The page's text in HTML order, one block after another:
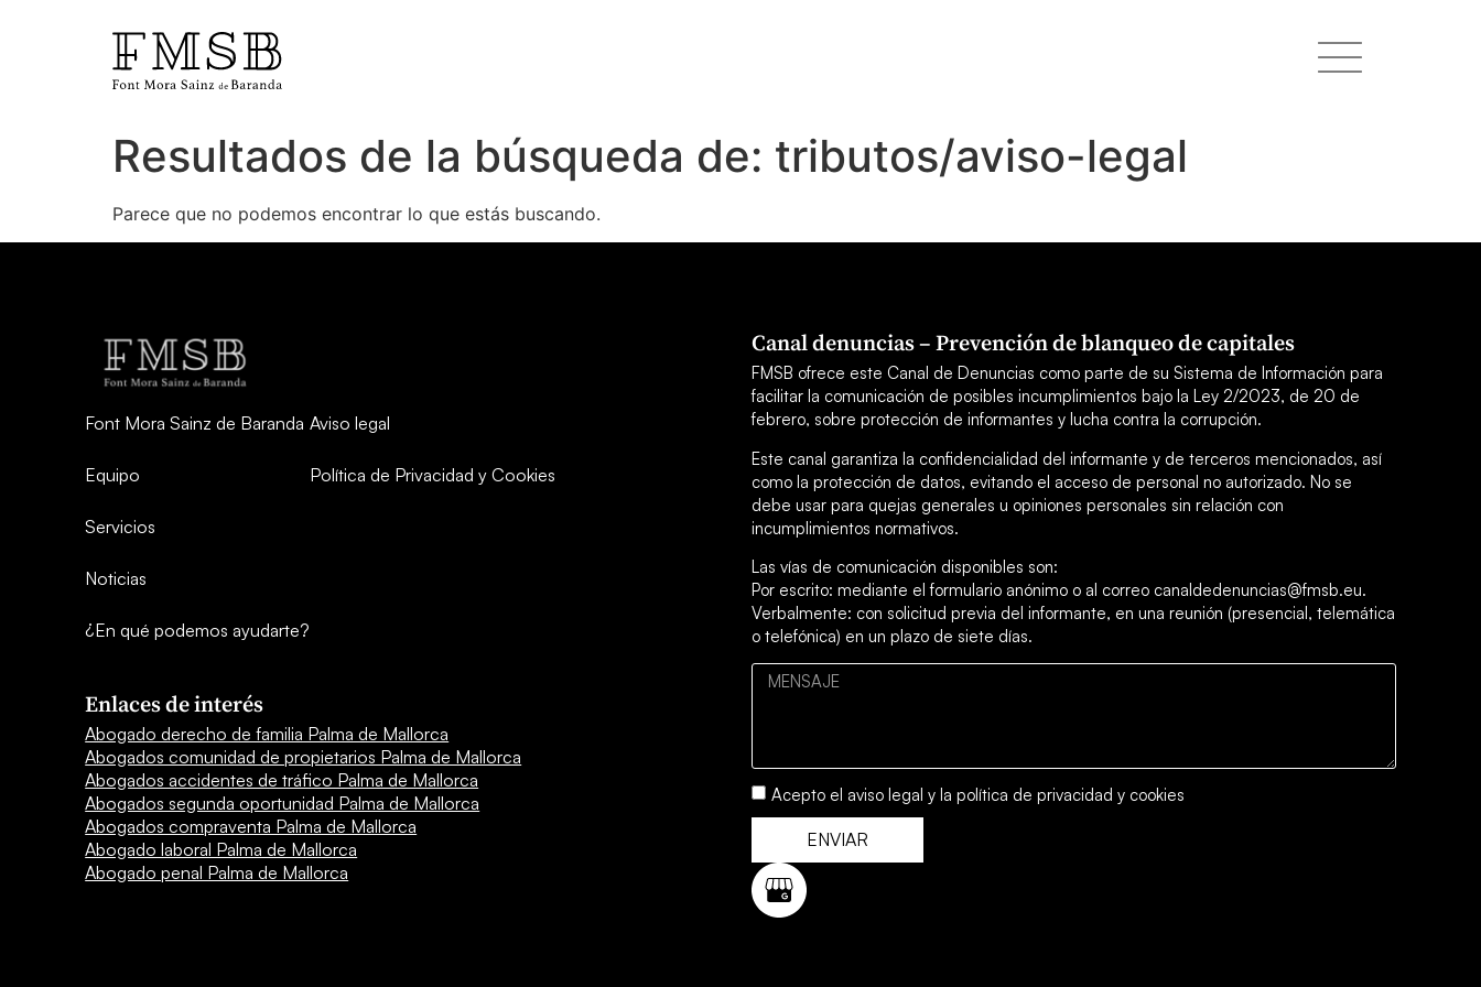
Inicio
Font Mora Sainz de Baranda
Servicios
Noticias
¿En qué podemos ayudarte?
Resultados de la búsqueda de: tributos/aviso-legal
Parece que no podemos encontrar lo que estás buscando.
Font Mora Sainz de Baranda
Equipo
Servicios
Noticias
¿En qué podemos ayudarte?
Aviso legal
Política de Privacidad y Cookies
Enlaces de interés
Abogado derecho de familia Palma de Mallorca
Abogados comunidad de propietarios Palma de Mallorca
Abogados accidentes de tráfico Palma de Mallorca
Abogados segunda oportunidad Palma de Mallorca
Abogados compraventa Palma de Mallorca
Abogado laboral Palma de Mallorca
Abogado penal Palma de Mallorca
Canal denuncias – Prevención de blanqueo de capitales
FMSB ofrece este Canal de Denuncias como parte de su Sistema de Información para
facilitar la comunicación de posibles incumplimientos bajo la Ley 2/2023, de 20 de
febrero, sobre protección de informantes y lucha contra la corrupción.
Este canal garantiza la confidencialidad del informante y de terceros mencionados, así
como la protección de datos, evitando el acceso de personal no autorizado. No se
debe usar para quejas generales u opiniones personales sin relación con
incumplimientos normativos.
Las vías de comunicación disponibles son:
Por escrito: mediante el formulario anónimo o al correo canaldedenuncias@fmsb.eu.
Verbalmente: con solicitud previa del informante, en una reunión (presencial, telemática
o telefónica) en un plazo de siete días.
Acepto el aviso legal y la política de privacidad y cookies
ENVIAR